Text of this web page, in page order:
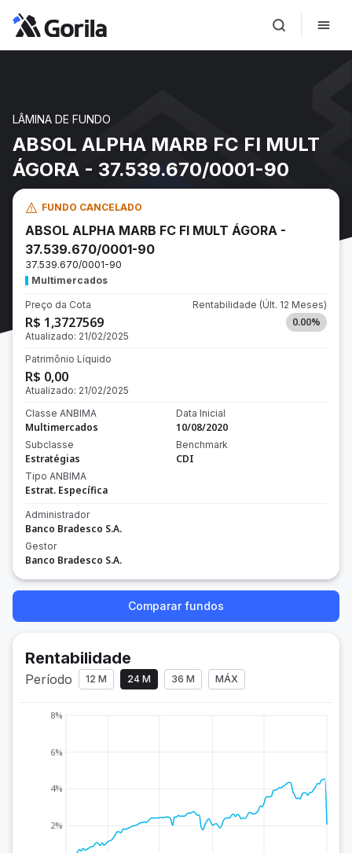
LÂMINA DE FUNDO
ABSOL ALPHA MARB FC FI MULT
ÁGORA - 37.539.670/0001-90
FUNDO CANCELADO
ABSOL ALPHA MARB FC FI MULT ÁGORA -
37.539.670/0001-90
37.539.670/0001-90
Multimercados
Preço da Cota
R$ 1,3727569
Atualizado: 21/02/2025
Rentabilidade (Últ. 12 Meses)
0.00%
Patrimônio Líquido
R$ 0,00
Atualizado: 21/02/2025
Classe ANBIMA
Multimercados
Subclasse
Estratégias
Tipo ANBIMA
Estrat. Específica
Data Inicial
10/08/2020
Benchmark
CDI
Administrador
Banco Bradesco S.A.
Gestor
Banco Bradesco S.A.
Comparar fundos
Rentabilidade
Período 12 M 24 M 36 M MÁX
2%
4%
6%
8%